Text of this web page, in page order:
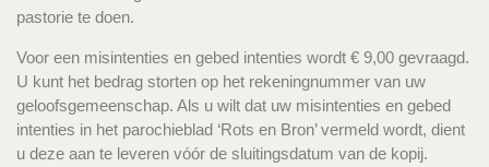
pastorie te doen.
Voor een misintenties en gebed intenties wordt € 9,00 gevraagd.
U kunt het bedrag storten op het rekeningnummer van uw
geloofsgemeenschap. Als u wilt dat uw misintenties en gebed
intenties in het parochieblad ‘Rots en Bron’ vermeld wordt, dient
u deze aan te leveren vóór de sluitingsdatum van de kopij.